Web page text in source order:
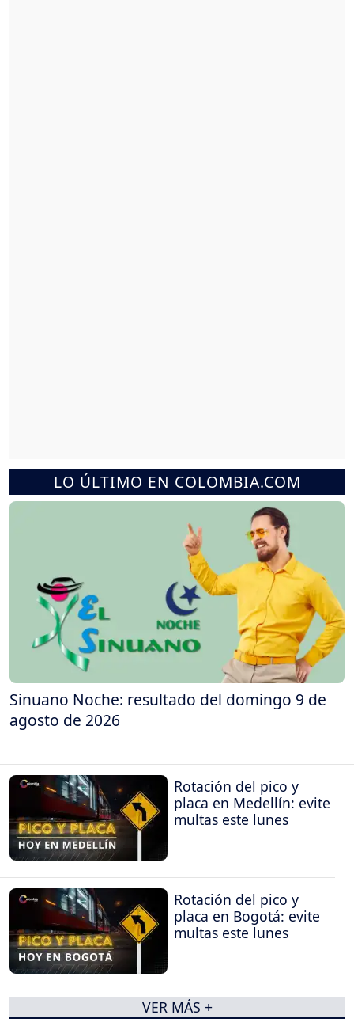
LO ÚLTIMO EN COLOMBIA.COM
Sinuano Noche: resultado del domingo 9 de
agosto de 2026
Rotación del pico y
placa en Medellín: evite
multas este lunes
Rotación del pico y
placa en Bogotá: evite
multas este lunes
VER MÁS +